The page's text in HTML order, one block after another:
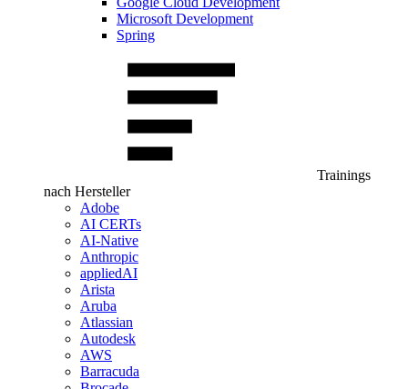
Microsoft Development
Spring
Trainings
nach Hersteller
Adobe
AI CERTs
AI-Native
Anthropic
appliedAI
Arista
Aruba
Atlassian
Autodesk
AWS
Barracuda